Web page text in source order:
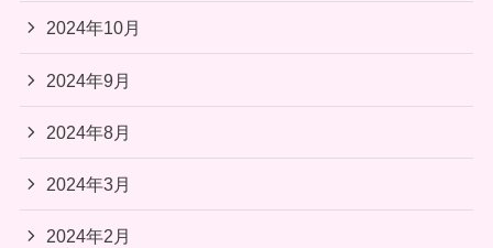
2024年10月
2024年9月
2024年8月
2024年3月
2024年2月